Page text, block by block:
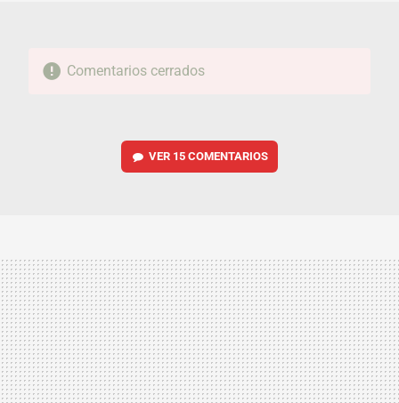
Comentarios cerrados
VER 15 COMENTARIOS